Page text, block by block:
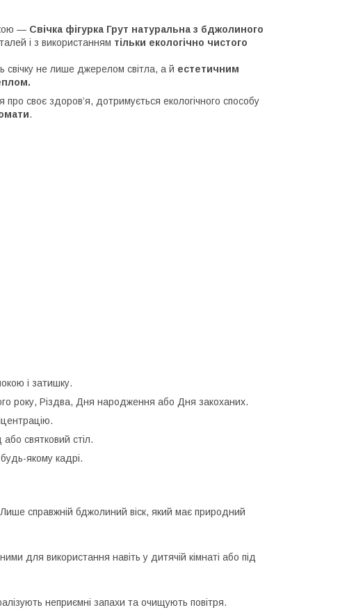
— Свічка фігурка Грут натуральна з бджолиного
і з використанням тільки екологічно чистого
свічку не лише джерелом світла, а й естетичним
про своє здоров’я, дотримується екологічного способу
.
і затишку.
року, Різдва, Дня народження або Дня закоханих.
святковий стіл.
якому кадрі.
справжній бджолиний віск, який має природний
для використання навіть у дитячій кімнаті або під
неприємні запахи та очищують повітря.